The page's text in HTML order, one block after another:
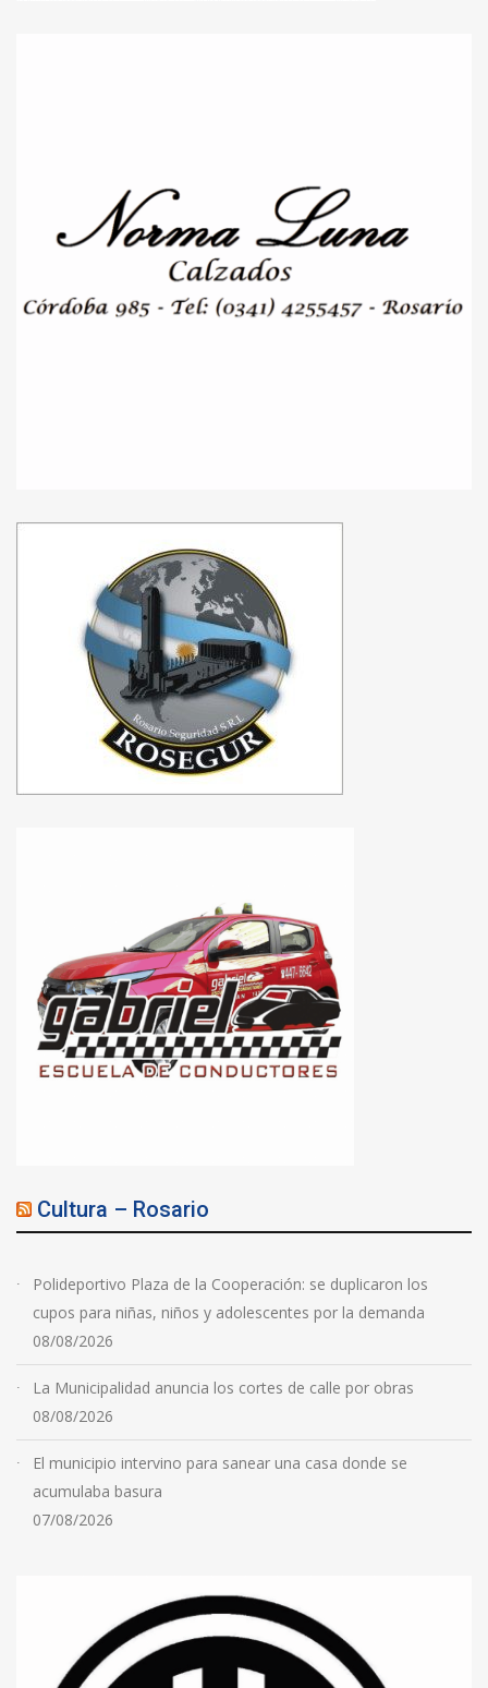
Cultura – Rosario
Polideportivo Plaza de la Cooperación: se duplicaron los
cupos para niñas, niños y adolescentes por la demanda
08/08/2026
La Municipalidad anuncia los cortes de calle por obras
08/08/2026
El municipio intervino para sanear una casa donde se
acumulaba basura
07/08/2026